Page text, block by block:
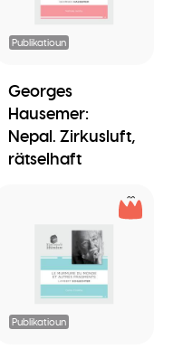
Publikatioun
Georges
Hausemer:
Nepal. Zirkusluft,
rätselhaft
Publikatioun